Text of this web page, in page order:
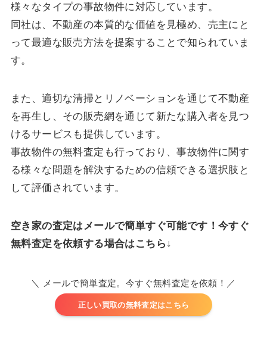
様々なタイプの事故物件に対応しています。
同社は、不動産の本質的な価値を見極め、売主にと
って最適な販売方法を提案することで知られていま
す。
また、適切な清掃とリノベーションを通じて不動産
を再生し、その販売網を通じて新たな購入者を見つ
けるサービスも提供しています。
事故物件の無料査定も行っており、事故物件に関す
る様々な問題を解決するための信頼できる選択肢と
して評価されています。
空き家の査定はメールで簡単すぐ可能です！今すぐ
無料査定を依頼する場合はこちら↓
＼ メールで簡単査定。今すぐ無料査定を依頼！／
正しい買取の無料査定はこちら